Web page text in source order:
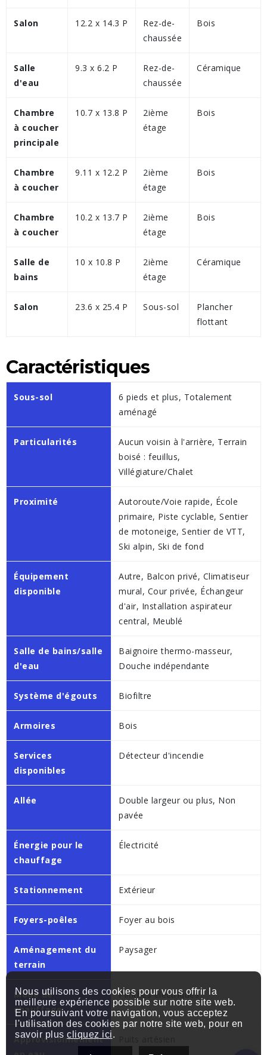
Salon 12.2 x 14.3 P
Rez-de-
chaussée
Bois
Salle
d'eau
9.3 x 6.2 P
Rez-de-
chaussée
Céramique
Chambre
à coucher
principale
10.7 x 13.8 P
2ième
étage
Bois
Chambre
à coucher
9.11 x 12.2 P
2ième
étage
Bois
Chambre
à coucher
10.2 x 13.7 P
2ième
étage
Bois
Salle de
bains
10 x 10.8 P
2ième
étage
Céramique
Salon 23.6 x 25.4 P Sous-sol
Plancher
flottant
Caractéristiques
Sous-sol
6 pieds et plus, Totalement
aménagé
Particularités
Aucun voisin à l'arrière, Terrain
boisé : feuillus,
Villégiature/Chalet
Proximité
Autoroute/Voie rapide, École
primaire, Piste cyclable, Sentier
de motoneige, Sentier de VTT,
Ski alpin, Ski de fond
Équipement
disponible
Autre, Balcon privé, Climatiseur
mural, Cour privée, Échangeur
d'air, Installation aspirateur
central, Meublé
Salle de bains/salle
d'eau
Baignoire thermo-masseur,
Douche indépendante
Système d'égouts Biofiltre
Armoires Bois
Services
disponibles
Détecteur d'incendie
Allée
Double largeur ou plus, Non
pavée
Énergie pour le
chauffage
Électricité
Stationnement Extérieur
Foyers-poêles Foyer au bois
Aménagement du
terrain
Paysager
Mode de
chauffage
Plinthes électriques
Approvisionnement
Nous utilisons des cookies pour vous offrir la
meilleure expérience possible sur notre site web.
En poursuivant votre navigation, vous acceptez
l'utilisation des cookies par notre site web, pour en
savoir plus cliquez ici.